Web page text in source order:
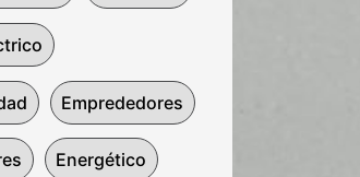
Emprededores
Energético